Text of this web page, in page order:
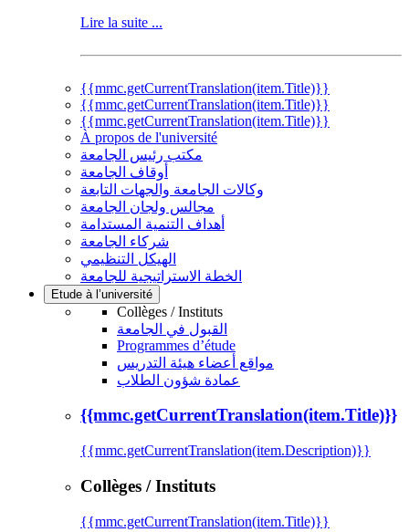
Lire la suite ...
{{mmc.getCurrentTranslation(item.Title)}}
{{mmc.getCurrentTranslation(item.Title)}}
{{mmc.getCurrentTranslation(item.Title)}}
À propos de l'université
مكتب رئيس الجامعة
أوقاف الجامعة
وكالات الجامعة والجهات التابعة
مجالس ولجان الجامعة
أهداف التنمية المستدامة
شركاء الجامعة
الهيكل التنظيمي
الخطة الاستراتيجية للجامعة
Etude à l’université
Collèges / Instituts
القبول في الجامعة
Programmes d’étude
مواقع أعضاء هيئة التدريس
عمادة شؤون الطلاب
{{mmc.getCurrentTranslation(item.Title)}}
{{mmc.getCurrentTranslation(item.Description)}}
Collèges / Instituts
{{mmc.getCurrentTranslation(item.Title)}}